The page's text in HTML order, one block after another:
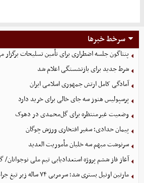
سرخط خبرها
پنتاگون جلسه اضطراری برای تأمین تسلیحات برگزار
شرط جدید برای بازنشستگی اعلام شد
آمادگی کامل ارتش جمهوری اسلامی ایران
پرسپولیس هنوز سه جای خالی برای خرید دارد
وضعیت غیرمنتظره برای گل‌محمدی در دهوک
پیمان حدادی؛ سفیر افتخاری ورزش چوگان
سرنوشت مبهم سه خلبان مأموریت العدید
آغاز فاز ششم پروژه استعدادیابی تیم ملی
مارتین اونیل بستری شد؛ سرمربی ۷۴ ساله زیر تیغ جراحی